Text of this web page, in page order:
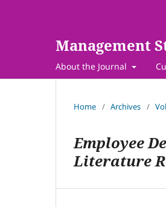
Management
About the Journal
Home / Archives /
Employee
Literature